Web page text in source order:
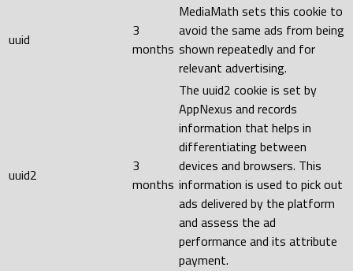
uuid
3
months
MediaMath sets this cookie to
avoid the same ads from being
shown repeatedly and for
relevant advertising.
uuid2
3
months
The uuid2 cookie is set by
AppNexus and records
information that helps in
differentiating between
devices and browsers. This
information is used to pick out
ads delivered by the platform
and assess the ad
performance and its attribute
payment.